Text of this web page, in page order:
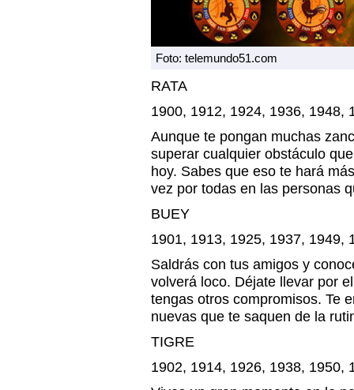
Foto: telemundo51.com
RATA
1900, 1912, 1924, 1936, 1948,
Aunque te pongan muchas
superar cualquier obstáculo
hoy. Sabes que eso te hará
vez por todas en las personas
BUEY
1901, 1913, 1925, 1937, 1949,
Saldrás con tus amigos y
volverá loco. Déjate llevar por
tengas otros compromisos. Te
nuevas que te saquen de la
TIGRE
1902, 1914, 1926, 1938, 1950,